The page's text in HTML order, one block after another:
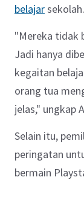
belajarsekolah.
"Mereka tidak
Jadi hanya
kegaitan
orang tua
jelas," ungkap
Selain itu,
peringatan
bermain